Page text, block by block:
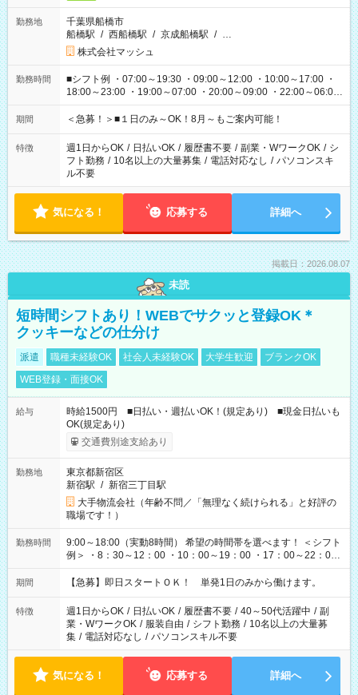
勤務地
千葉県船橋市
船橋駅 / 西船橋駅 / 京成船橋駅 / …
株式会社マッシュ
勤務時間
■シフト例 ・07:00～19:30 ・09:00～12:00 ・10:00～17:00 ・
18:00～23:00 ・19:00～07:00 ・20:00～09:00 ・22:00～06:00
etc ★最短で3時間で5,120円のお仕事から 15時間で2万円近く稼
げるお仕事も！ ご希望のお時間に合わせてご紹介！ ※シフトは
ください！
期間 ＜急募！＞■１日のみ～OK！8月～もご案内可能！
特徴 週1日からOK / 日払いOK / 履歴書不要 / 副業・WワークOK / シ
フト勤務 / 10名以上の大量募集 / 電話対応なし / パソコンスキ
ル不要
気になる！ 応募する 詳細へ
掲載日：2026.08.07
未読
短時間シフトあり！WEBでサクッと登録OK＊
クッキーなどの仕分け
派遣 職種未経験OK 社会人未経験OK 大学生歓迎
ブランクOK
WEB登録・面接OK
給与
時給1500円 ■日払い・週払いOK！(規定あり) ■現金日払いも
OK(規定あり)
交通費別途支給あり
勤務地
東京都新宿区
新宿駅 / 新宿三丁目駅
大手物流会社（年齢不問／「無理なく続けられる」と好評の
職場です！）
勤務時間
9:00～18:00（実動8時間） 希望の時間帯を選べます！ ＜シフト
例＞ ・8：30～12：00 ・10：00～19：00 ・17：00～22：00
・13：00～22：00 ・22：00～翌6：00 など
期間 【急募】即日スタートＯＫ！ 単発1日のみから働けます。
特徴 週1日からOK / 日払いOK / 履歴書不要 / 40～50代活躍中 / 副
業・WワークOK / 服装自由 / シフト勤務 / 10名以上の大量募
集 / 電話対応なし / パソコンスキル不要
気になる！ 応募する 詳細へ